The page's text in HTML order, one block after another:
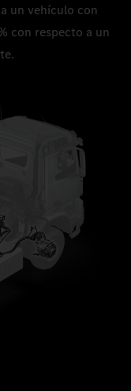
un vehículo con
con respecto a un